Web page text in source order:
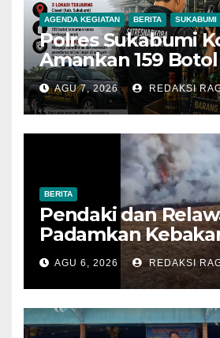
AGENDA KEGIATAN BERITA SUKABUMI
Polres Sukabumi
Amankan 159
Ilegal dari Tiga
Operasi Penyakit
AGU 7, 2026 REDAKSI
BERITA
Pendaki dan
Padamkan
Alun-alun
Sebelum Meluas
AGU 6, 2026 REDAKSI